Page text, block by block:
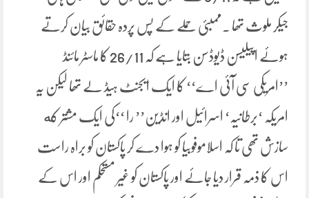
جیکر ملوث تھا ۔ممبئی حملے کے پس پردہ حقائق بیان کرتے
ہوئے اپیلیسن ڈیوڈسن بتایا ہے کہ 26/11 کا ماسٹر مائنڈ
’’امریکی سی آئی اے‘‘ کا ایک ایجنٹ ہیڈ لے تھا لیکن یہ
امریکہ ‘برطانیہ‘ اسرائیل اور انڈین’’ را ‘‘کی ایک مشتر که
سازش تھی تا کہ اسلاموفوبیا کو ہوا دے کر پاکستان کو براہ راست
اس کا ذمہ قرار دیا جائے اور پاکستان کو غیر مستحکم اور اس کے